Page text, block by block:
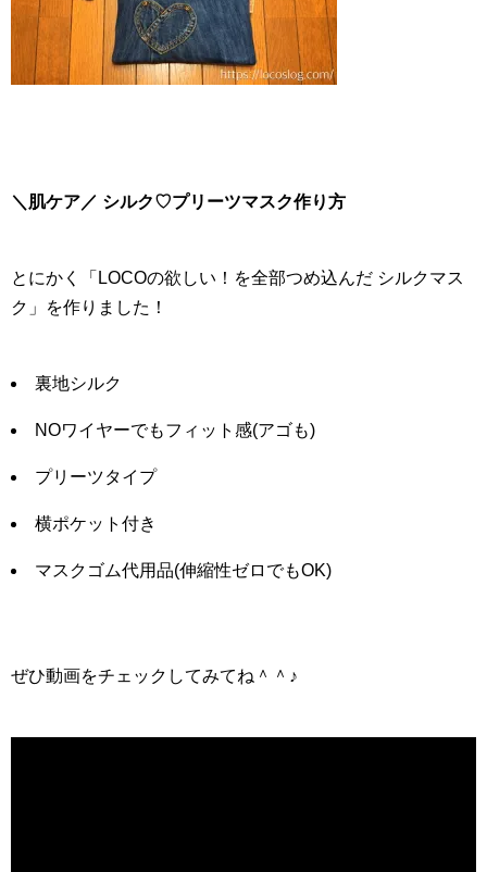
＼肌ケア／ シルク♡プリーツマスク作り方
とにかく「LOCOの欲しい！を全部つめ込んだ シルクマス
ク」を作りました！
裏地シルク
NOワイヤーでもフィット感(アゴも)
プリーツタイプ
横ポケット付き
マスクゴム代用品(伸縮性ゼロでもOK)
ぜひ動画をチェックしてみてね＾＾♪